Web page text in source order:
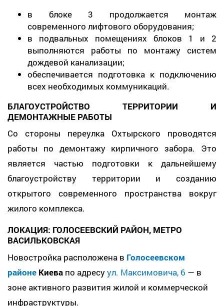
в блоке 3 продолжается монтаж
современного лифтового оборудования;
в подвальных помещениях блоков 1 и 2
выполняются работы по монтажу систем
дождевой канализации;
обеспечивается подготовка к подключению
всех необходимых коммуникаций.
БЛАГОУСТРОЙСТВО ТЕРРИТОРИИ И
ДЕМОНТАЖНЫЕ РАБОТЫ
Со стороны переулка Охтырского проводятся
работы по демонтажу кирпичного забора. Это
является частью подготовки к дальнейшему
благоустройству территории и созданию
открытого современного пространства вокруг
жилого комплекса.
ЛОКАЦИЯ: ГОЛОСЕЕВСКИЙ РАЙОН, МЕТРО
ВАСИЛЬКОВСКАЯ
Новостройка расположена в Голосеевском
районе Киева по адресуул. Максимовича, 6 — в
зоне активного развития жилой и коммерческой
инфраструктуры.